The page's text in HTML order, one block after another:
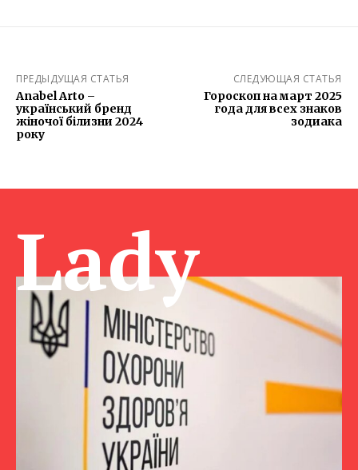
ПРЕДЫДУЩАЯ СТАТЬЯ
Anabel Arto –
український бренд
жіночої білизни 2024
року
СЛЕДУЮЩАЯ СТАТЬЯ
Гороскоп на март 2025
года для всех знаков
зодиака
Lady